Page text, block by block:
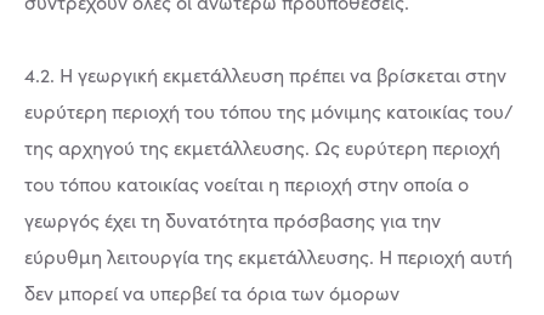
4.2. Η γεωργική εκμετάλλευση πρέπει να βρίσκεται στην
ευρύτερη περιοχή του τόπου της μόνιμης κατοικίας του/
της αρχηγού της εκμετάλλευσης. Ως ευρύτερη περιοχή
του τόπου κατοικίας νοείται η περιοχή στην οποία ο
γεωργός έχει τη δυνατότητα πρόσβασης για την
εύρυθμη λειτουργία της εκμετάλλευσης. Η περιοχή αυτή
δεν μπορεί να υπερβεί τα όρια των όμορων